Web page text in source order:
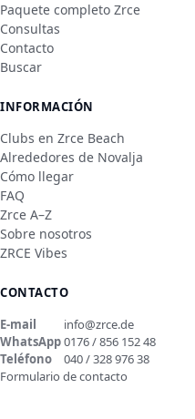
Paquete completo Zrce
Consultas
Contacto
Buscar
INFORMACIÓN
Clubs en Zrce Beach
Alrededores de Novalja
Cómo llegar
FAQ
Zrce A–Z
Sobre nosotros
ZRCE Vibes
CONTACTO
E-mail
info@zrce.de
WhatsApp0176 / 856 152 48
Teléfono
040 / 328 976 38
Formulario de contacto